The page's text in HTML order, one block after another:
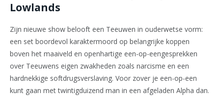
Lowlands
Zijn nieuwe show belooft een Teeuwen in ouderwetse vorm:
een set boordevol karaktermoord op belangrijke koppen
boven het maaiveld en openhartige een-op-eengesprekken
over Teeuwens eigen zwakheden zoals narcisme en een
hardnekkige softdrugsverslaving. Voor zover je een-op-een
kunt gaan met twintigduizend man in een afgeladen Alpha dan.